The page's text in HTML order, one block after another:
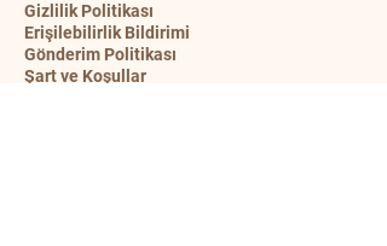
Gizlilik Politikası
Erişilebilirlik Bildirimi
Gönderim Politikası
Şart ve Koşullar